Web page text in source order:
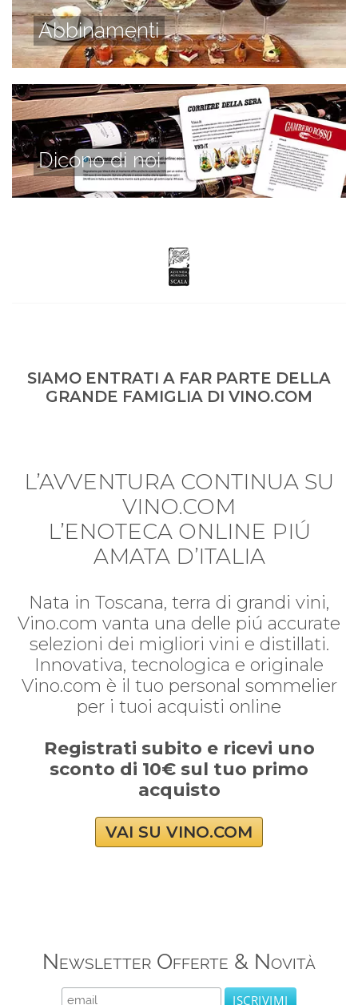
Abbinamenti
Dicono di noi
SIAMO ENTRATI A FAR PARTE DELLA
GRANDE FAMIGLIA DI VINO.COM
L’AVVENTURA CONTINUA SU
VINO.COM
L’ENOTECA ONLINE PIÚ
AMATA D’ITALIA
Nata in Toscana, terra di grandi vini,
Vino.com vanta una delle piú accurate
selezioni dei migliori vini e distillati.
Innovativa, tecnologica e originale
Vino.com è il tuo personal sommelier
per i tuoi acquisti online
Registrati subito e ricevi uno
sconto di 10€ sul tuo primo
acquisto
VAI SU VINO.COM
Newsletter Offerte & Novità